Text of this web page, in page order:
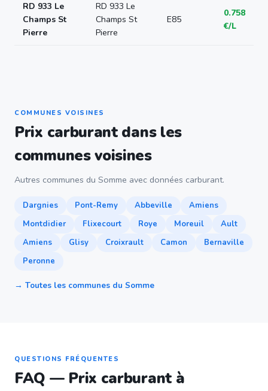
RD 933 Le
Champs St
Pierre
RD 933 Le
Champs St
Pierre
E85
0.758
€/L
COMMUNES VOISINES
Prix carburant dans les
communes voisines
Autres communes du Somme avec données carburant.
Dargnies Pont-Remy Abbeville
Amiens
Montdidier
Flixecourt Roye Moreuil
Ault
Amiens
Glisy Croixrault Camon
Bernaville
Peronne
→ Toutes les communes du Somme
QUESTIONS FRÉQUENTES
FAQ — Prix carburant à